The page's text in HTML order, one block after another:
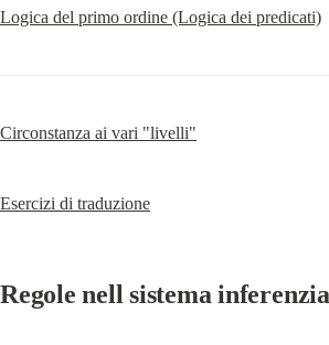
Logica del primo ordine (Logica dei predicati)
Circonstanza ai vari "livelli"
Esercizi di traduzione
Regole nell sistema